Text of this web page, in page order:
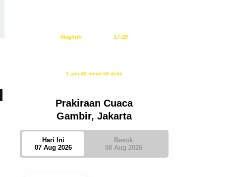
Maghrib 17:29
1 jam 43 menit 55 detik
Prakiraan Cuaca
Gambir, Jakarta
Hari Ini
07 Aug 2026
Besok
08 Aug 2026